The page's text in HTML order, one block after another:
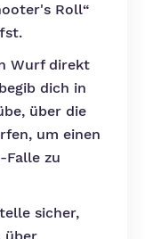
Roll“
Wurf direkt
dich in
über die
um einen
Falle zu
sicher,